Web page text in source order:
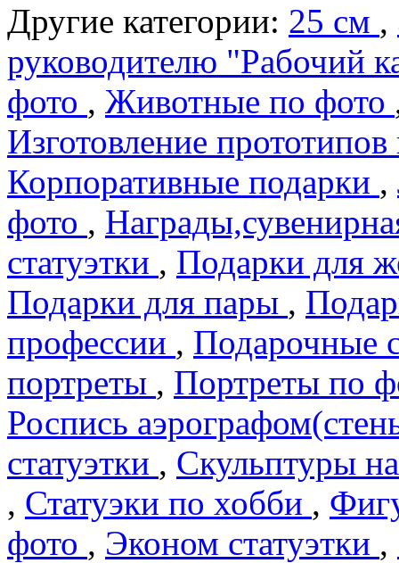
Другие категории: 25 см ,
руководителю "Рабочий
фото , Животные по фото
Изготовление
Корпоративные подарки ,
фото ,
статуэтки , Подарки для
Подарки для пары ,
профеcсии , Подарочные
портреты , Портреты по
Роспись
статуэтки , Скульптуры
, Статуэки по хобби ,
фото , Эконом статуэтки ,